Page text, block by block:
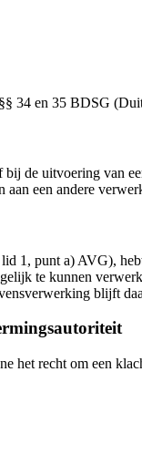
34 en 35 BDSG
de uitvoering van
een andere
1, punt a) AVG),
te kunnen
blijft
het recht om een